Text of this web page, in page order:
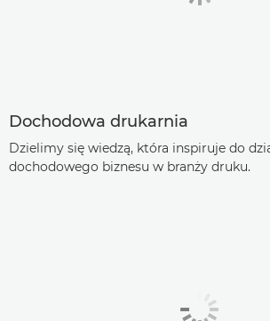
Dochodowa drukarnia
Dzielimy się wiedzą, która inspiruje do
dochodowego biznesu w branży druku.